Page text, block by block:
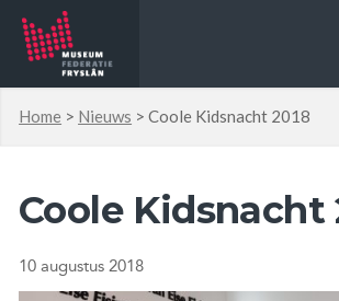
Home > Nieuws >Coole Kidsnacht 2018
Coole Kidsnacht
10 augustus 2018